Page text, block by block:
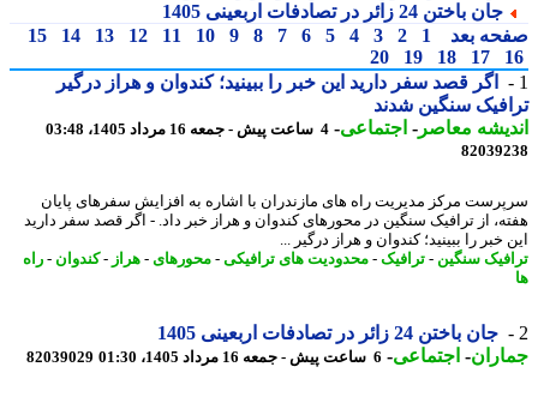
جان باختن 24 زائر در تصادفات اربعینی 1405
بعد
1
2
3
4
5
6
7
8
9
10
11
12
13
14
15
17
18
19
20
اگر قصد سفر دارید این خبر را ببینید؛ کندوان و هراز درگیر
سنگین شدند
معاصر-اجتماعی-4 ساعت پیش - جمعه 16 مرداد 1405، 03:48
مرکز مدیریت راه های مازندران با اشاره به افزایش سفرهای پایان
از ترافیک سنگین در محورهای کندوان و هراز خبر داد. - اگر قصد سفر دارید
خبر را ببینید؛ کندوان و هراز درگیر ...
سنگین-ترافیک -محدودیت های ترافیکی-محورهای -هراز - کندوان- راه
جان باختن 24 زائر در تصادفات اربعینی 1405
- اجتماعی-6 ساعت پیش - جمعه 16 مرداد 1405، 01:30 82039029